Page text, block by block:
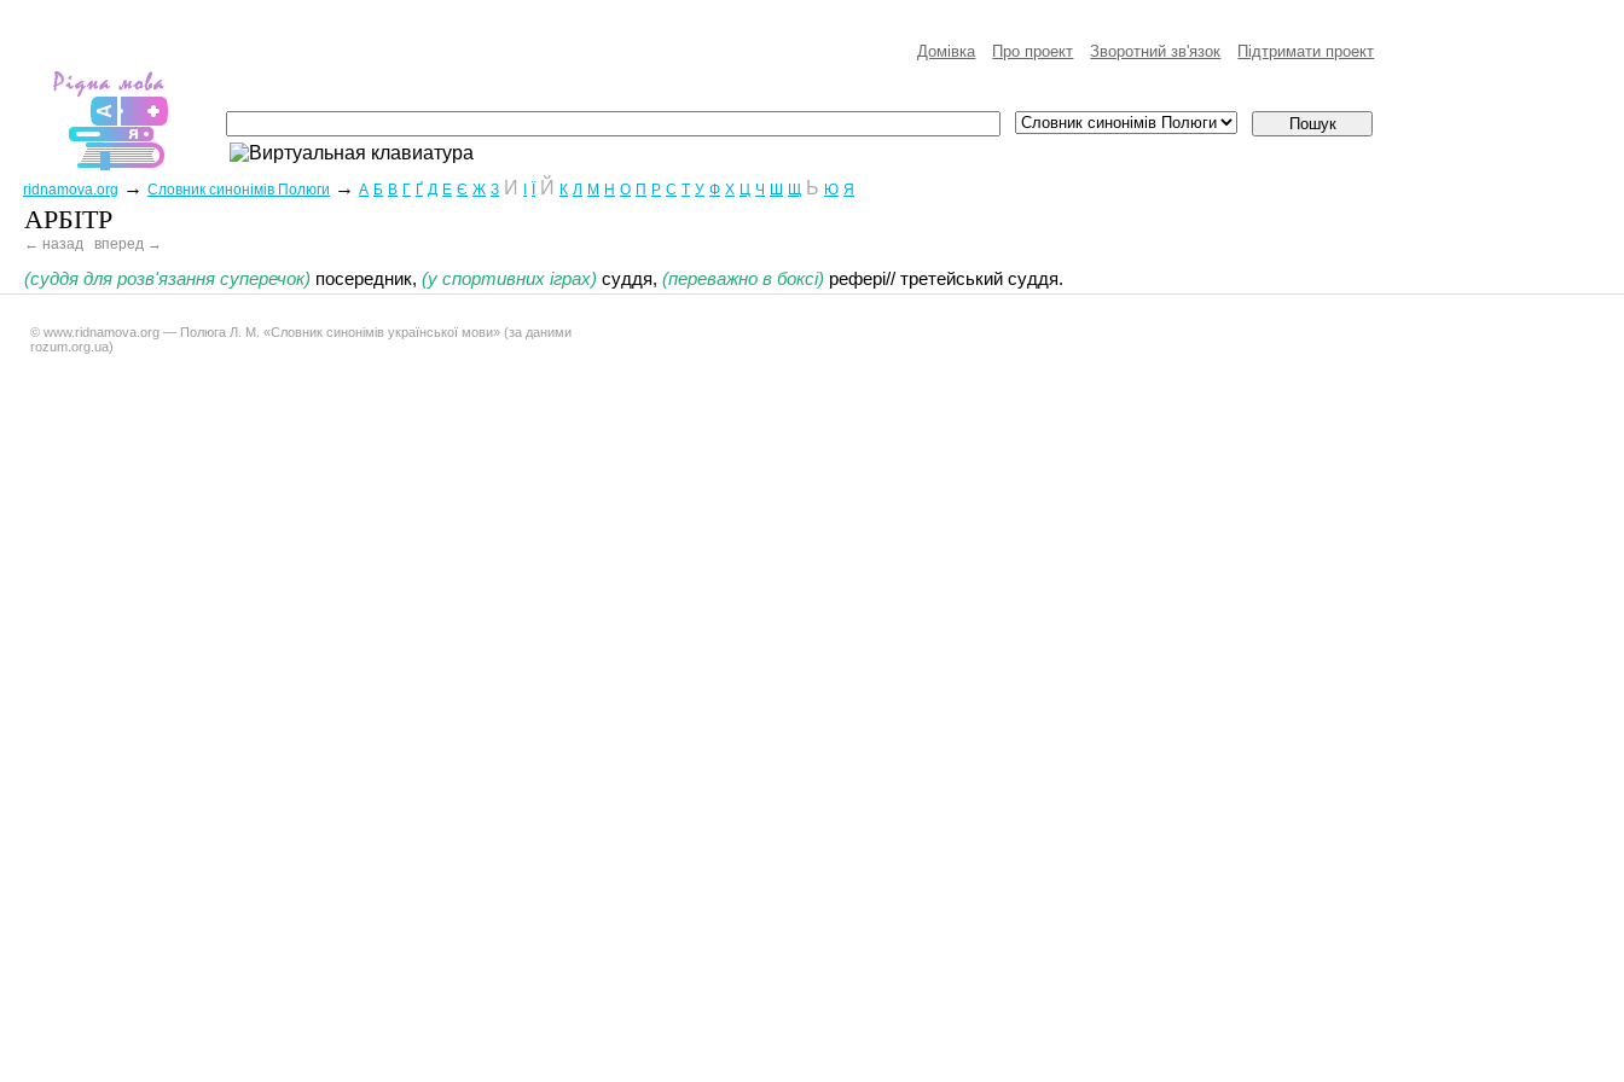
Домівка Про проект Зворотний зв'язок Пiдтримати проект
ridnamova.org → Словник синонімів Полюги → А Б В Г Ґ Д Е Є Ж З И Й К Л М Н О П Р С Т У Ф Х Ц Ч Ш Щ Ь Ю Я
АРБІТР
← назад вперед →
(суддя для розв'язання суперечок) посередник, (у спортивних іграх) суддя, (переважно в боксі) рефері// третейський суддя.
© www.ridnamova.org — Полюга Л. М. «Словник синонімів української мови» (за даними
rozum.org.ua)